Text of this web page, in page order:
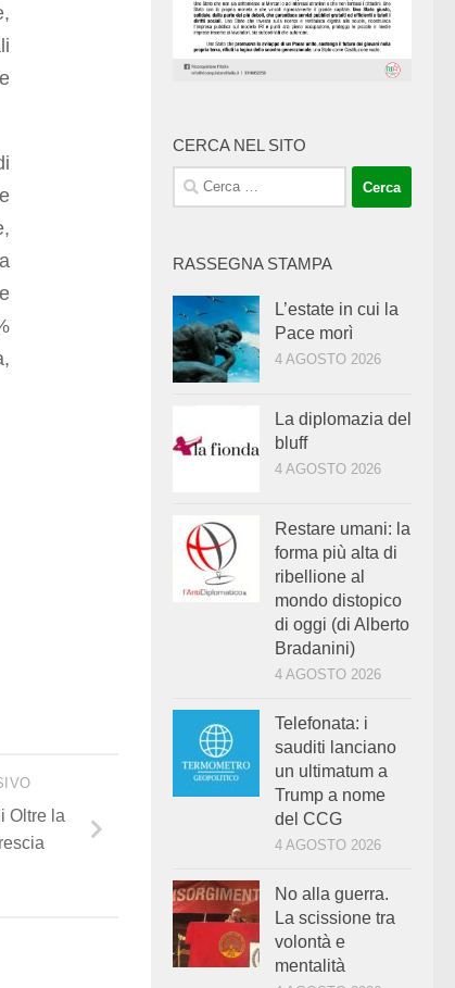
Oltre la
CERCA NEL SITO
Ricerca
per:
RASSEGNA STAMPA
L’estate in cui la
Pace morì
4 AGOSTO 2026
La diplomazia del
bluff
4 AGOSTO 2026
Restare umani: la
forma più alta di
ribellione al
mondo distopico
di oggi (di Alberto
Bradanini)
4 AGOSTO 2026
Telefonata: i
sauditi lanciano
un ultimatum a
Trump a nome
del CCG
4 AGOSTO 2026
No alla guerra.
La scissione tra
volontà e
mentalità